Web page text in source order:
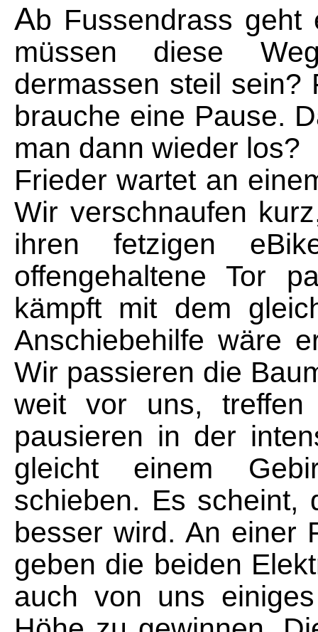
Ab Fussendrass
müssen diese
dermassen steil sein?
brauche eine Pause.
man dann wieder los?
Frieder wartet an
Wir verschnaufen
ihren fetzigen
offengehaltene Tor
kämpft mit dem
Anschiebehilfe wäre
Wir passieren die
weit vor uns, treffen
pausieren in der
gleicht einem
schieben. Es scheint,
besser wird. An einer
geben die beiden
auch von uns